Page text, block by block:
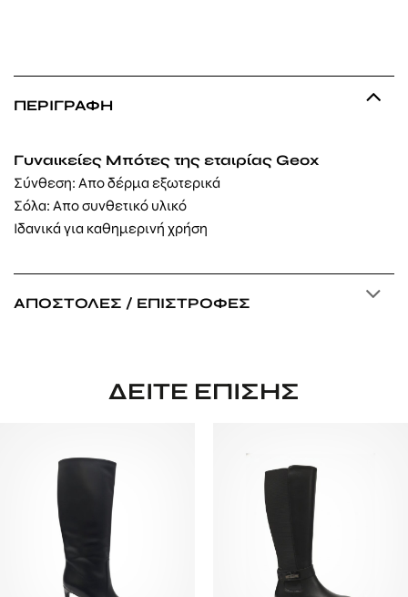
ΠΕΡΙΓΡΑΦΉ
Γυναικείες Μπότες της εταιρίας Geox
Σύνθεση: Απο δέρμα εξωτερικά
Σόλα: Απο συνθετικό υλικό
Ιδανικά για καθημερινή χρήση
ΑΠΟΣΤΟΛΈΣ / ΕΠΙΣΤΡΟΦΈΣ
ΔΕΊΤΕ ΕΠΊΣΗΣ